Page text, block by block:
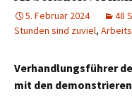
5. Februar 2024 48
Stunden sind zuviel,
Verhandlungsführer
mit den